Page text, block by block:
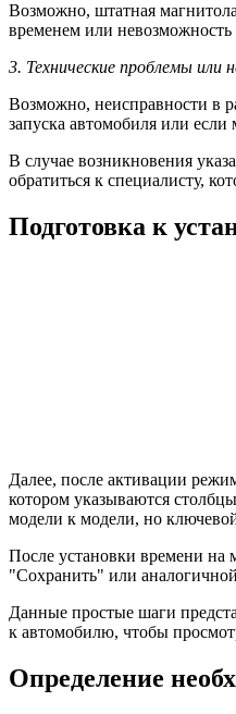
Возможно, штатная
временем или
3. Технические проблемы или
Возможно, неисправности в
запуска автомобиля или если
В случае возникновения
обратиться к специалисту,
Подготовка к
Далее, после активации
котором указываются
модели к модели, но
После установки времени на
"Сохранить" или
Данные простые шаги
к автомобилю, чтобы
Определение